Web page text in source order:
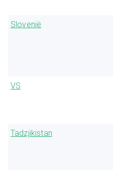
Slovenië
VS
Tadzjikistan